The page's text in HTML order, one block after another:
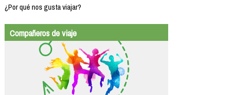
¿Por qué nos gusta viajar?
Compañeros de viaje